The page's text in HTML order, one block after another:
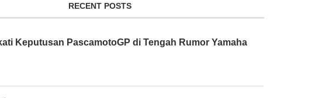
RECENT POSTS
Keputusan PascamotoGP di Tengah Rumor Yamaha